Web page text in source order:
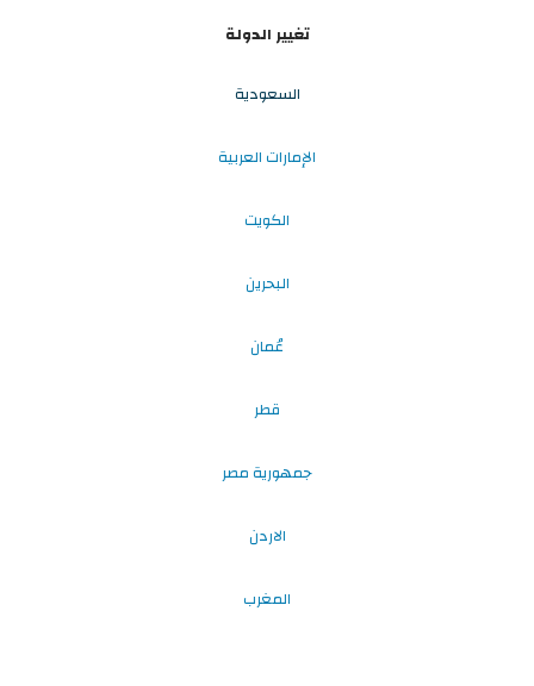
تغيير الدولة
السعودية
الإمارات العربية
الكويت
البحرين
عُمان
قطر
جمهورية مصر
الاردن
المغرب